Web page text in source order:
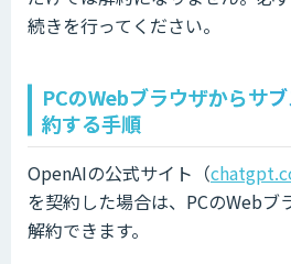
続きを行ってください。
PCのWebブラウザからサ
約する手順
OpenAIの公式サイト（
を契約した場合は、PCのWebブ
解約できます。